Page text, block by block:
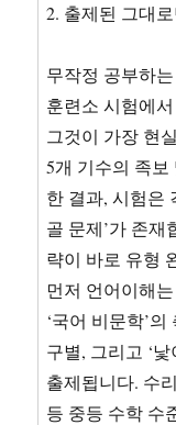
2. 출제된 그대
무작정 공부하
훈련소 시험에
그것이 가장 현
5개 기수의 족
한 결과, 시험은
골 문제’가 존재
략이 바로 유형
먼저 언어이해
‘국어 비문학’의
구별, 그리고 ‘
출제됩니다. 수
등 중등 수학 수